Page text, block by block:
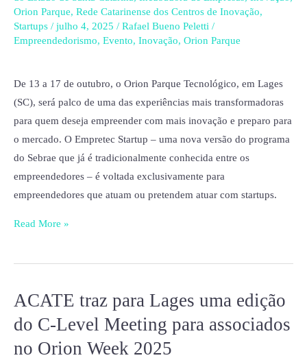
Orion Parque, Rede Catarinense dos Centros de Inovação,
Startups / julho 4, 2025 / Rafael Bueno Peletti /
Empreendedorismo, Evento, Inovação, Orion Parque
De 13 a 17 de outubro, o Orion Parque Tecnológico, em Lages
(SC), será palco de uma das experiências mais transformadoras
para quem deseja empreender com mais inovação e preparo para
o mercado. O Empretec Startup – uma nova versão do programa
do Sebrae que já é tradicionalmente conhecida entre os
empreendedores – é voltada exclusivamente para
empreendedores que atuam ou pretendem atuar com startups.
em
Read More »
ACATE traz para Lages uma edição
do C-Level Meeting para associados
no Orion Week 2025
ACATE
traz
para
Lages